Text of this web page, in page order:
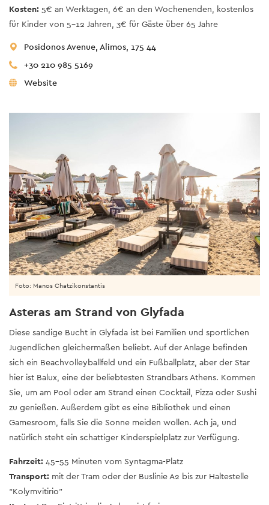
Kosten: 5€ an Werktagen, 6€ an den Wochenenden, kostenlos
für Kinder von 5-12 Jahren, 3€ für Gäste über 65 Jahre
Posidonos Avenue, Alimos, 175 44
+30 210 985 5169
Website
Foto: Manos Chatzikonstantis
Asteras am Strand von Glyfada
Diese sandige Bucht in Glyfada ist bei Familien und sportlichen
Jugendlichen gleichermaßen beliebt. Auf der Anlage befinden
sich ein Beachvolleyballfeld und ein Fußballplatz, aber der Star
hier ist Balux, eine der beliebtesten Strandbars Athens. Kommen
Sie, um am Pool oder am Strand einen Cocktail, Pizza oder Sushi
zu genießen. Außerdem gibt es eine Bibliothek und einen
Gamesroom, falls Sie die Sonne meiden wollen. Ach ja, und
natürlich steht ein schattiger Kinderspielplatz zur Verfügung.
Fahrzeit: 45-55 Minuten vom Syntagma-Platz
Transport: mit der Tram oder der Buslinie A2 bis zur Haltestelle
“Kolymvitirio”